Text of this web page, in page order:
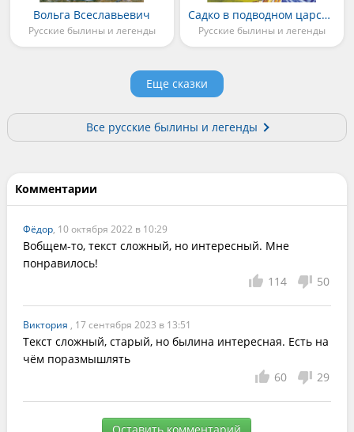
Вольга Всеславьевич
Русские былины и легенды
Садко в подводном царстве
Русские былины и легенды
Еще сказки
Все русские былины и легенды
Комментарии
Фёдор, 10 октября 2022 в 10:29
Вобщем-то, текст сложный, но интересный. Мне
понравилось!
114
50
Виктория , 17 сентября 2023 в 13:51
Текст сложный, старый, но былина интересная. Есть на
чëм поразмышлять
60
29